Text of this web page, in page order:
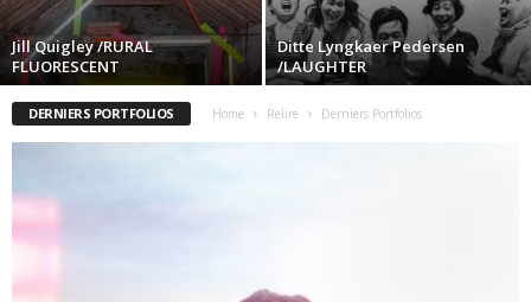
Jill Quigley /RURAL
FLUORESCENT
Ditte Lyngkaer Pedersen
/LAUGHTER
DERNIERS PORTFOLIOS Home Relire Derniers Portfolios